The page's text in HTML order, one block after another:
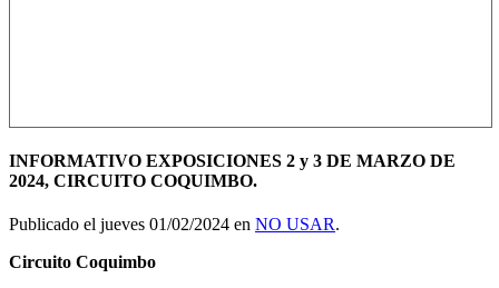
INFORMATIVO EXPOSICIONES 2 y 3 DE MARZO DE
2024, CIRCUITO COQUIMBO.
Publicado el jueves 01/02/2024 en NO USAR.
Circuito Coquimbo